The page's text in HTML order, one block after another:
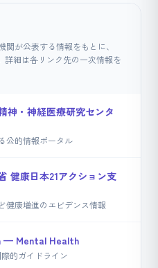
が公表する情報をもとに、
細は各リンク先の一次情報を
神・神経医療研究センタ
公的情報ポータル
健康日本21アクション支
健康増進のエビデンス情報
— Mental Health
的ガイドライン